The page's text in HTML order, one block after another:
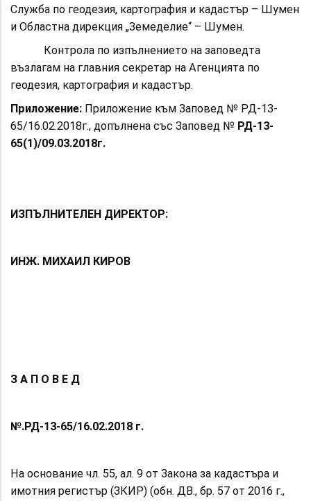
Служба по геодезия, картография и кадастър – Шумен
и Областна дирекция „Земеделие“ – Шумен.
Контрола по изпълнението на заповедта
възлагам на главния секретар на Агенцията по
геодезия, картография и кадастър.
Приложение: Приложение към Заповед № РД-13-
65/16.02.2018г., допълнена със Заповед № РД-13-
65(1)/09.03.2018г.
И ЗПЪЛНИТЕЛЕН ДИРЕКТОР:
ИНЖ. МИХАИЛ КИРОВ
З А П О В Е Д
№.РД-13-65/16.02.2018 г.
На основание чл. 55, ал. 9 от Закона за кадастъра и
имотния регистър (ЗКИР) (обн. ДВ., бр. 57 от 2016 г.,